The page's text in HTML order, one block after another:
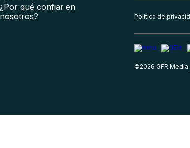
¿Por qué confiar en
nosotros?
Política de
©2026 GFR